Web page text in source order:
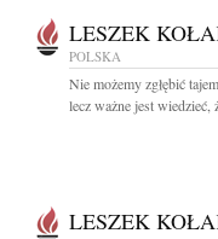
LESZEK
POLSKA
Nie możemy zgłębić
lecz ważne jest wiedzieć,
LESZEK